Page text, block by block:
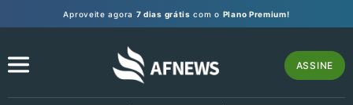
Aproveite agora 7 dias grátis com o Plano Premium!
ASSINE